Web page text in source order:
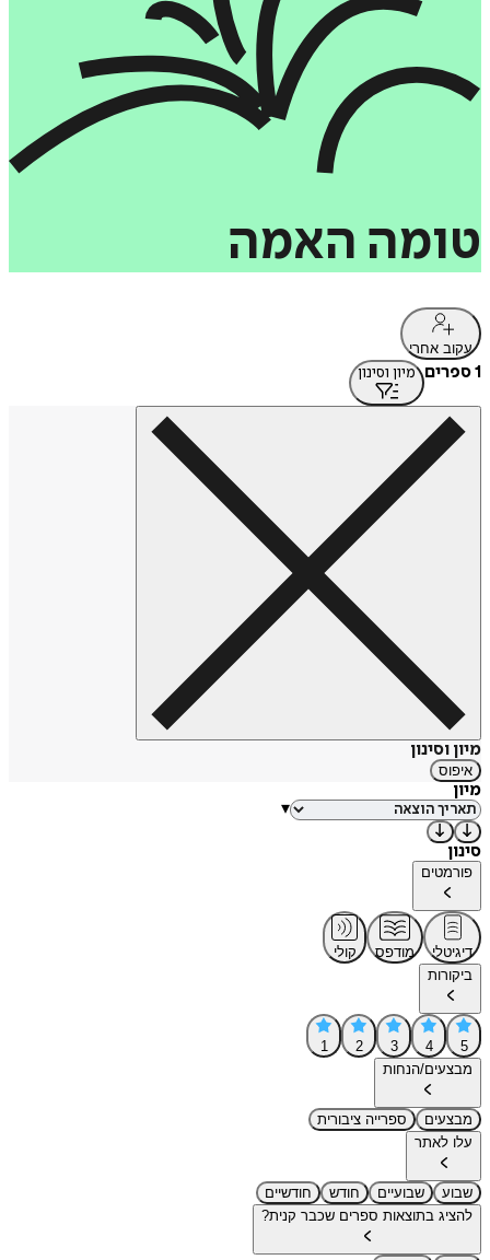
טומה האמה
עקוב אחרי
1 ספרים מיון וסינון
מיון וסינון
איפוס
מיון
▾
סינון
פורמטים
דיגיטלי מודפס
קולי
ביקורות
5
4
3
2
1
מבצעים/הנחות
מבצעים
ספרייה ציבורית
עלו לאתר
שבוע שבועיים חודש
חודשיים
להציג בתוצאות ספרים שכבר קנית?